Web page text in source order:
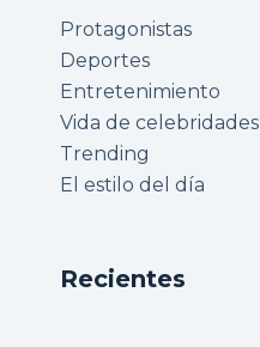
Protagonistas
Deportes
Entretenimiento
Vida de celebridades
Trending
El estilo del día
Recientes